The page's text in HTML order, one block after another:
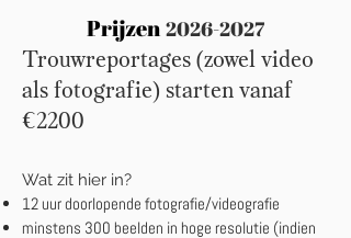
Prijzen 2026-2027
Trouwreportages (zowel video
als fotografie) starten vanaf
€2200
Wat zit hier in?
12 uur doorlopende fotografie/videografie
minstens 300 beelden in hoge resolutie (indien